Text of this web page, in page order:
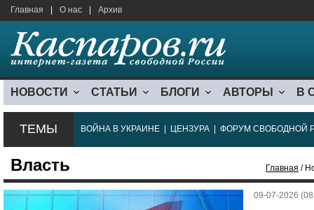
Главная О нас Архив
НОВОСТИ СТАТЬИ БЛОГИ АВТОРЫ В
ТЕМЫ ВОЙНА В УКРАИНЕ ЦЕНЗУРА ФОРУМ СВОБОДНОЙ
Власть Главная /
09-07-2026